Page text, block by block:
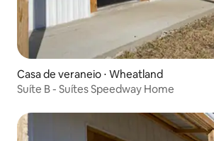
Casa de veraneio ⋅ Wheatland
Suíte B - Suítes Speedway Home